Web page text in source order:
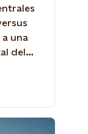
una
del